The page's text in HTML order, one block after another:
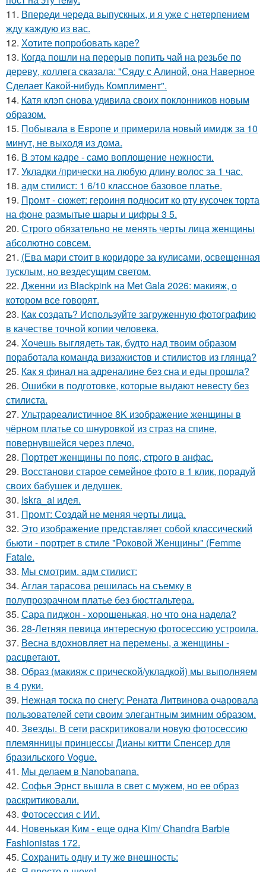
11. Впереди череда выпускных, и я уже с нетерпением
жду каждую из вас.
12. Хотите попробовать каре?
13. Когда пошли на перерыв попить чай на резьбе по
дереву, коллега сказала: "Сяду с Алиной, она Наверное
Сделает Какой-нибудь Комплимент".
14. Катя клэп снова удивила своих поклонников новым
образом.
15. Побывала в Европе и примерила новый имидж за 10
минут, не выходя из дома.
16. В этом кадре - само воплощение нежности.
17. Укладки /прически на любую длину волос за 1 час.
18. адм стилист: 1 6/10 классное базовое платье.
19. Промт - сюжет: героиня подносит ко рту кусочек торта
на фоне размытые шары и цифры 3 5.
20. Строго обязательно не менять черты лица женщины
абсолютно совсем.
21. (Ева мари стоит в коридоре за кулисами, освещенная
тусклым, но вездесущим светом.
22. Дженни из Blackpink на Met Gala 2026: макияж, о
котором все говорят.
23. Как создать? Используйте загруженную фотографию
в качестве точной копии человека.
24. Хочешь выглядеть так, будто над твоим образом
поработала команда визажистов и стилистов из глянца?
25. Как я финал на адреналине без сна и еды прошла?
26. Ошибки в подготовке, которые выдают невесту без
стилиста.
27. Ультрареалистичное 8K изображение женщины в
чёрном платье со шнуровкой из страз на спине,
повернувшейся через плечо.
28. Портрет женщины по пояс, строго в анфас.
29. Восстанови старое семейное фото в 1 клик, порадуй
своих бабушек и дедушек.
30. Iskra_ai идея.
31. Промт: Создай не меняя черты лица.
32. Это изображение представляет собой классический
бьюти - портрет в стиле "Роковой Женщины" (Femme
Fatale.
33. Мы смотрим. адм стилист:
34. Аглая тарасова решилась на съемку в
полупрозрачном платье без бюстгальтера.
35. Сара пиджон - хорошенькая, но что она надела?
36. 28-Летняя певица интересную фотосессию устроила.
37. Весна вдохновляет на перемены, а женщины -
расцветают.
38. Образ (макияж с прической/укладкой) мы выполняем
в 4 руки.
39. Нежная тоска по снегу: Рената Литвинова очаровала
пользователей сети своим элегантным зимним образом.
40. Звезды. В сети раскритиковали новую фотосессию
племянницы принцессы Дианы китти Спенсер для
бразильского Vogue.
41. Мы делаем в Nanobanana.
42. Софья Эрнст вышла в свет с мужем, но ее образ
раскритиковали.
43. Фотосессия с ИИ.
44. Новенькая Ким - еще одна Kim/ Chandra Barbie
Fashionistas 172.
45. Сохранить одну и ту же внешность: